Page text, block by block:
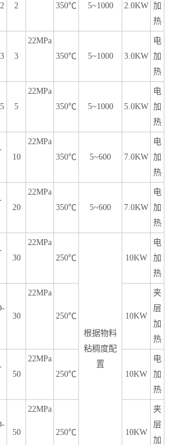
2
350℃
5~1000 2.0KW 加
热
3
22MPa
350℃
5~1000 3.0KW
电
加
热
5
22MPa
350℃
5~1000 5.0KW
电
加
热
10
22MPa
350℃
5~600 7.0KW
电
加
热
20
22MPa
350℃
5~600 7.0KW
电
加
热
30
22MPa
250℃
根据物料
粘稠度配
置
10KW
电
加
热
30
22MPa
250℃ 10KW
夹
层
加
热
50
22MPa
250℃
10KW
电
加
热
50
22MPa
250℃ 10KW
夹
层
加